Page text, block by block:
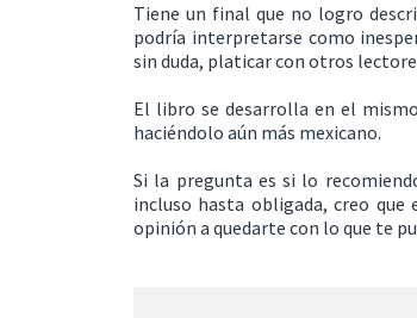
Tiene un final que no logro
podría interpretarse como
sin duda, platicar con otros
El libro se desarrolla en el
haciéndolo aún más mexicano.
Si la pregunta es si lo
incluso hasta obligada, creo
opinión a quedarte con lo que te